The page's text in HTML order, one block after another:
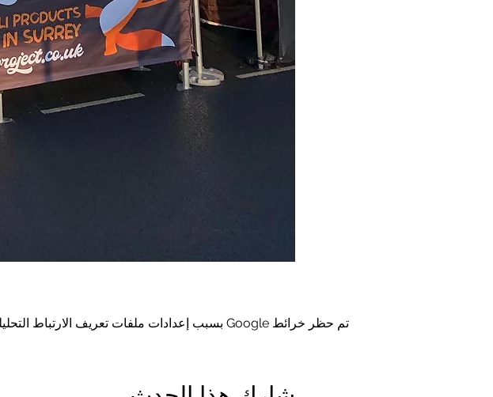
تم حظر خرائط Google بسبب إعدادات ملفات تعريف الارتباط التحليلية والوظيفية لديك.